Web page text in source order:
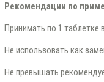
Рекомендации по
Принимать по 1 таблетке
Не использовать как
Не превышать